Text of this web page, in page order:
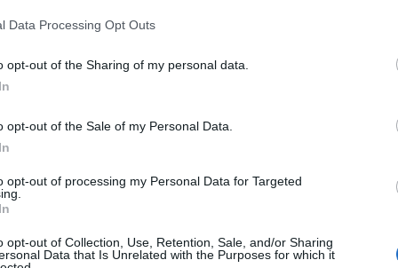
Data Processing Opt Outs
opt-out of the Sharing of my personal data.
opt-out of the Sale of my Personal Data.
opt-out of processing my Personal Data for Targeted
opt-out of Collection, Use, Retention, Sale, and/or Sharing
Data that Is Unrelated with the Purposes for which it
to måneder etter fødselen
hun har termin, har hun funnet en praktisk løsning
til å dekke fra Norge.
til Italia den siste uka av OL, en familie som da
og mannen Nils Jakob Hoff datteren Kristin,